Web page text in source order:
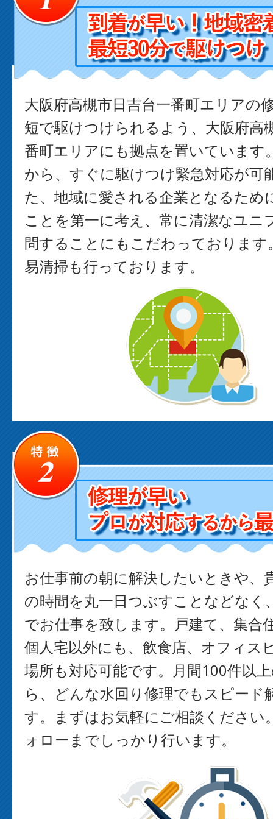
大阪府高槻市日吉台一番町エリアの
短で駆けつけられるよう、大阪府高
番町エリアにも拠点を置いています
から、すぐに駆けつけ緊急対応が可
た、地域に愛される企業となるため
ことを第一に考え、常に清潔なユニ
問することにもこだわっております
易清掃も行っております。
お仕事前の朝に解決したいときや、
の時間を丸一日つぶすことなどなく
でお仕事を致します。戸建て、集合
個人宅以外にも、飲食店、オフィス
場所も対応可能です。月間100件以
ら、どんな水回り修理でもスピード
す。まずはお気軽にご相談ください
ォローまでしっかり行います。